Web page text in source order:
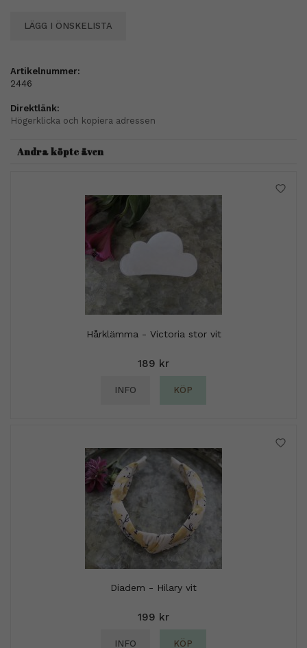
LÄGG I ÖNSKELISTA
Artikelnummer:
2446
Direktlänk:
Högerklicka och kopiera adressen
Andra köpte även
Hårklämma - Victoria stor vit
189 kr
INFO KÖP
Diadem - Hilary vit
199 kr
INFO KÖP